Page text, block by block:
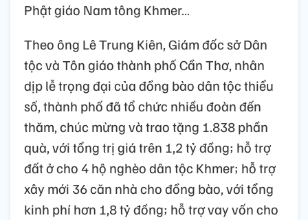
Phật giáo Nam tông Khmer…
Theo ông Lê Trung Kiên, Giám đốc sở Dân
tộc và Tôn giáo thành phố Cần Thơ, nhân
dịp lễ trọng đại của đồng bào dân tộc thiểu
số, thành phố đã tổ chức nhiều đoàn đến
thăm, chúc mừng và trao tặng 1.838 phần
quà, với tổng trị giá trên 1,2 tỷ đồng; hỗ trợ
đất ở cho 4 hộ nghèo dân tộc Khmer; hỗ trợ
xây mới 36 căn nhà cho đồng bào, với tổng
kinh phí hơn 1,8 tỷ đồng; hỗ trợ vay vốn cho